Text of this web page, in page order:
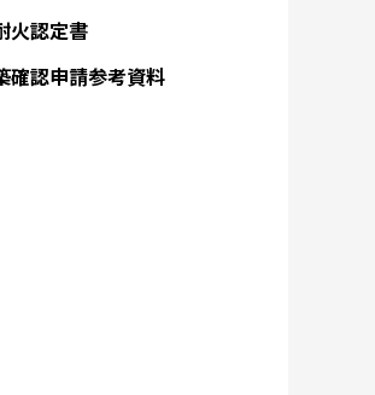
火認定書
確認申請参考資料